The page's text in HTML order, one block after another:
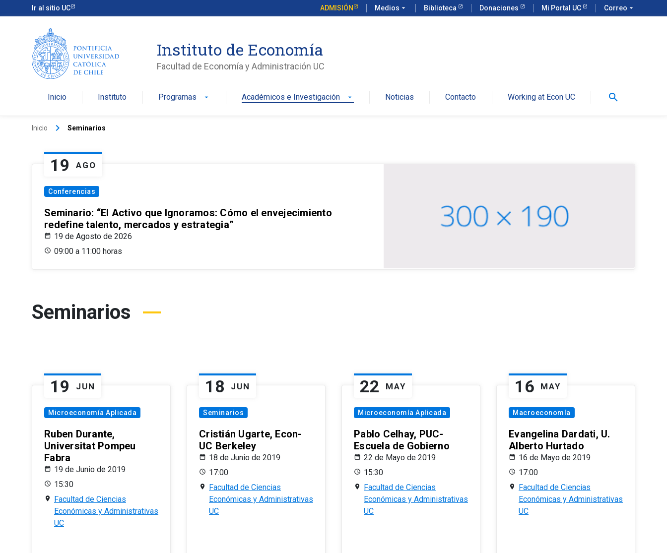
Ir al sitio UC ADMISIÓN Medios arrow_drop_down Biblioteca Donaciones Mi Portal UC Correo arrow_drop_down
Instituto de Economía
Facultad de Economía y Administración UC
Inicio Instituto Programas arrow_drop_down Académicos e Investigación arrow_drop_down Noticias Contacto Working at Econ UC search
Inicio keyboard_arrow_right Seminarios
19 AGO
Conferencias
Seminario: “El Activo que Ignoramos: Cómo el envejecimiento
redefine talento, mercados y estrategia”
19 de Agosto de 2026
09:00 a 11:00 horas
Seminarios
19 JUN
Microeconomía Aplicada
Ruben Durante,
Universitat Pompeu
Fabra
19 de Junio de 2019
15:30
Facultad de Ciencias
Económicas y Administrativas
UC
18 JUN
Seminarios
Cristián Ugarte, Econ-
UC Berkeley
18 de Junio de 2019
17:00
Facultad de Ciencias
Económicas y Administrativas
UC
22 MAY
Microeconomía Aplicada
Pablo Celhay, PUC-
Escuela de Gobierno
22 de Mayo de 2019
15:30
Facultad de Ciencias
Económicas y Administrativas
UC
16 MAY
Macroeconomía
Evangelina Dardati, U.
Alberto Hurtado
16 de Mayo de 2019
17:00
Facultad de Ciencias
Económicas y Administrativas
UC